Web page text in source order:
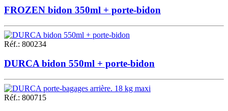
FROZEN bidon 350ml + porte-bidon
Réf.: 800234
DURCA bidon 550ml + porte-bidon
Réf.: 800715